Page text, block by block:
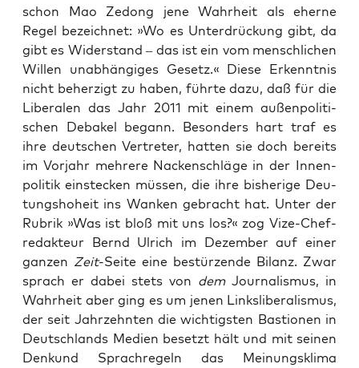
schon Mao Zedong jene Wahr­heit als eher­ne
Regel bezeich­net: »Wo es Unter­drü­ckung gibt, da
gibt es Wider­stand – das ist ein vom mensch­li­chen
Wil­len unab­hän­gi­ges Gesetz.« Die­se Erkennt­nis
nicht beher­zigt zu haben, führ­te dazu, daß für die
Libe­ra­len das Jahr 2011 mit einem außen­po­li­ti­
schen Deba­kel begann. Beson­ders hart traf es
ihre deut­schen Ver­tre­ter, hat­ten sie doch bereits
im Vor­jahr meh­re­re Nacken­schlä­ge in der Innen­
po­li­tik ein­ste­cken müs­sen, die ihre bis­he­ri­ge Deu­
tungs­ho­heit ins Wan­ken gebracht hat. Unter der
Rubrik »Was ist bloß mit uns los?« zog Vize-Chef­
re­dak­teur Bernd Ulrich im Dezem­ber auf einer
gan­zen Zeit-Sei­te eine bestür­zen­de Bilanz. Zwar
sprach er dabei stets von dem Jour­na­lis­mus, in
Wahr­heit aber ging es um jenen Links­li­be­ra­lis­mus,
der seit Jahr­zehn­ten die wich­tigs­ten Bas­tio­nen in
Deutsch­lands Medi­en besetzt hält und mit sei­nen
Den­kund Sprach­re­geln das Mei­nungs­kli­ma